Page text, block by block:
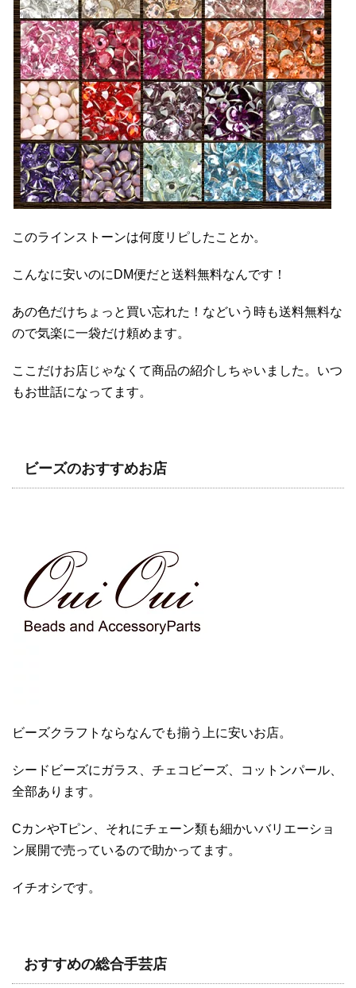
このラインストーンは何度リピしたことか。
こんなに安いのにDM便だと送料無料なんです！
あの色だけちょっと買い忘れた！などいう時も送料無料な
ので気楽に一袋だけ頼めます。
ここだけお店じゃなくて商品の紹介しちゃいました。いつ
もお世話になってます。
ビーズのおすすめお店
ビーズクラフトならなんでも揃う上に安いお店。
シードビーズにガラス、チェコビーズ、コットンパール、
全部あります。
CカンやTピン、それにチェーン類も細かいバリエーショ
ン展開で売っているので助かってます。
イチオシです。
おすすめの総合手芸店